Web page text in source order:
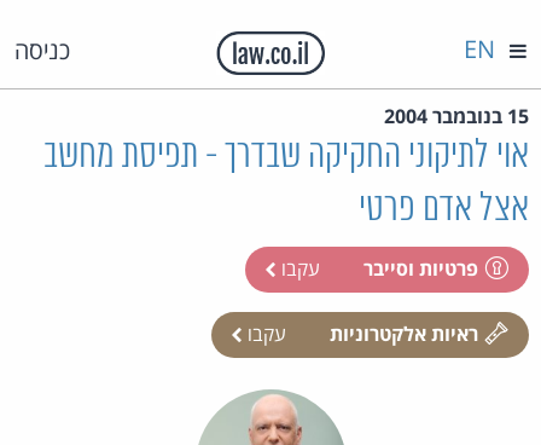
כניסה EN
15 בנובמבר 2004
אוי לתיקוני החקיקה שבדרך - תפיסת מחשב
אצל אדם פרטי
פרטיות וסייבר עקבו
ראיות אלקטרוניות עקבו